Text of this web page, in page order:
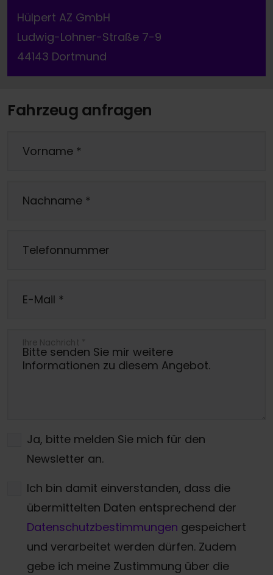
Hülpert AZ GmbH
Ludwig-Lohner-Straße 7-9
44143 Dortmund
Fahrzeug anfragen
Vorname *
Nachname *
Telefonnummer
E-Mail *
Ihre Nachricht *
Ja, bitte melden Sie mich für den
Newsletter an.
Ich bin damit einverstanden, dass die
übermittelten Daten entsprechend der
Datenschutzbestimmungen gespeichert
und verarbeitet werden dürfen. Zudem
gebe ich meine Zustimmung über die